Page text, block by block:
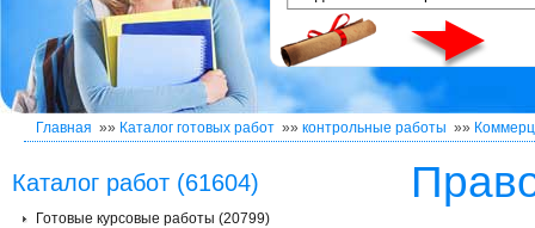
Главная »» Каталог готовых работ »» контрольные работы »»
Каталог работ (61604)
Готовые курсовые работы (20799)